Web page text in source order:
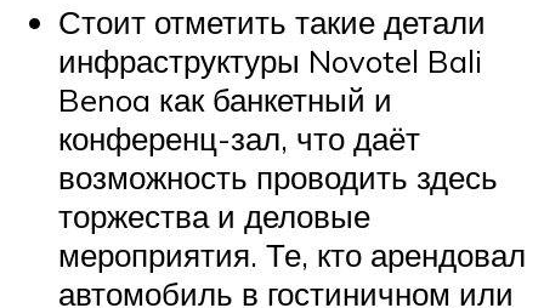
Стоит отметить такие детали
инфраструктуры Novotel Bali
Benoa как банкетный и
конференц-зал, что даёт
возможность проводить здесь
торжества и деловые
мероприятия. Те, кто арендовал
автомобиль в гостиничном или